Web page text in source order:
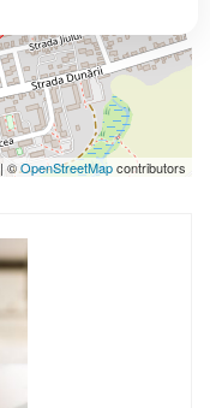
| ©OpenStreetMapcontributors